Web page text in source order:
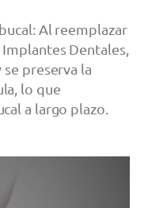
Al reemplazar
Dentales,
preserva la
lo que
a largo plazo.